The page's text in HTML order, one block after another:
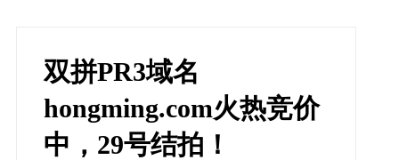
双拼PR3域名
hongming.com火热竞价
中，29号结拍！